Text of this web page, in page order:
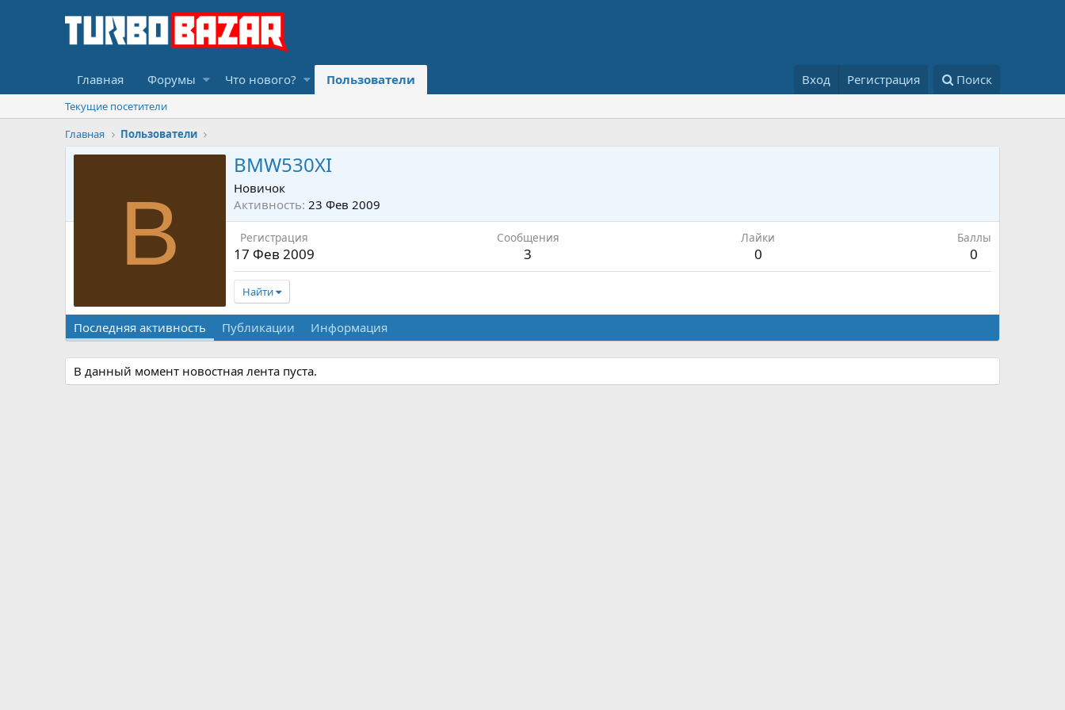
Главная Форумы Что нового? Пользователи Вход Регистрация Поиск
Текущие посетители
Главная
Пользователи
B
BMW530XI
Новичок
Активность 23 Фев 2009
Регистрация
17 Фев 2009
Сообщения
3
Лайки
0
Баллы
0
Найти
Последняя активность Публикации Информация
В данный момент новостная лента пуста.